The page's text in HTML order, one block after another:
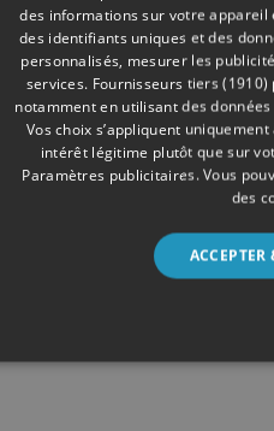
des informations sur votre appareil
des identifiants uniques et des
personnalisés, mesurer les
services. Fournisseurs tiers (1910)
notamment en utilisant des
Vos choix s’appliquent
intérêt légitime plutôt que sur
Paramètres publicitaires. Vous
des
ACCEPTER